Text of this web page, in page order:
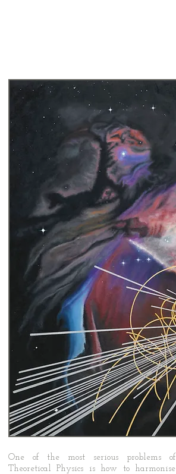
One of the most serious problems of
Theoretical Physics is how to harmonise